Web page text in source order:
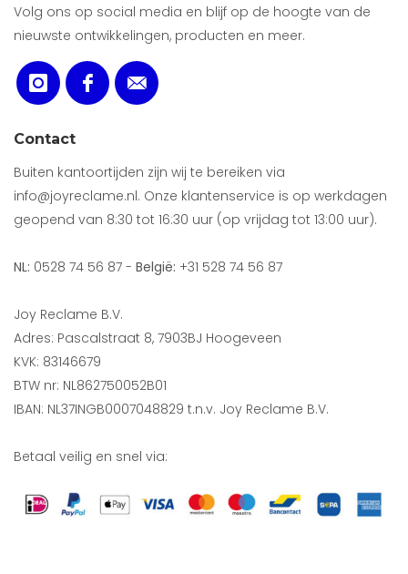
Volg ons op social media en blijf op de hoogte van de
nieuwste ontwikkelingen, producten en meer.
Contact
Buiten kantoortijden zijn wij te bereiken via
info@joyreclame.nl. Onze klantenservice is op werkdagen
geopend van 8:30 tot 16:30 uur (op vrijdag tot 13:00 uur).
NL: 0528 74 56 87 - België: +31 528 74 56 87
Joy Reclame B.V.
Adres: Pascalstraat 8, 7903BJ Hoogeveen
KVK: 83146679
BTW nr: NL862750052B01
IBAN: NL37INGB0007048829 t.n.v. Joy Reclame B.V.
Betaal veilig en snel via: